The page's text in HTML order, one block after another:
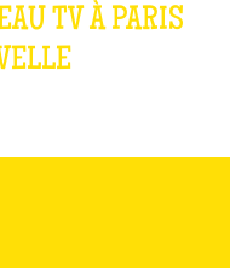
TV À PARIS